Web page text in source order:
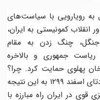
رویارویی با سیاست‌های
کمونیستی به ایران،
،چنگ زدن به مقام
جمهوری و بالاخره
پهلوی حمایت کرد. چرا؟
اسفند۱۲۹۹به این نتیجه
در ایران راه مبارزه با